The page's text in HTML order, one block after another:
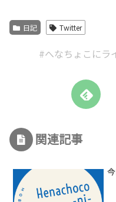
日記 Twitter
#へなちょこにラ
関連記事